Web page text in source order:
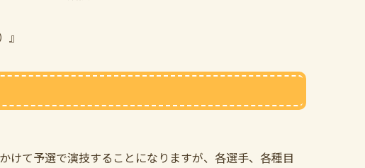
けて予選で演技することになりますが、各選手、各種目